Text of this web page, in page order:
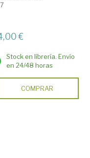
€
Stock en librería. Envío
en 24/48 horas
COMPRAR